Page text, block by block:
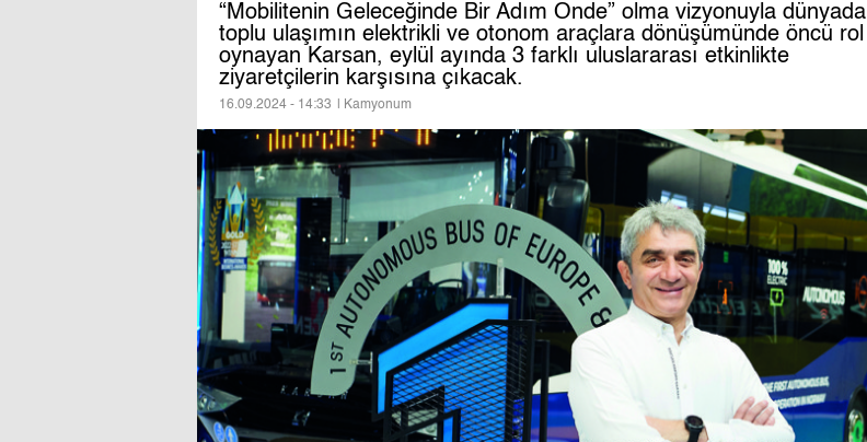
“Mobilitenin Geleceğinde Bir Adım Önde” olma vizyonuyla dünyada
toplu ulaşımın elektrikli ve otonom araçlara dönüşümünde öncü rol
oynayan Karsan, eylül ayında 3 farklı uluslararası etkinlikte
ziyaretçilerin karşısına çıkacak.
16.09.2024 - 14:33 | Kamyonum